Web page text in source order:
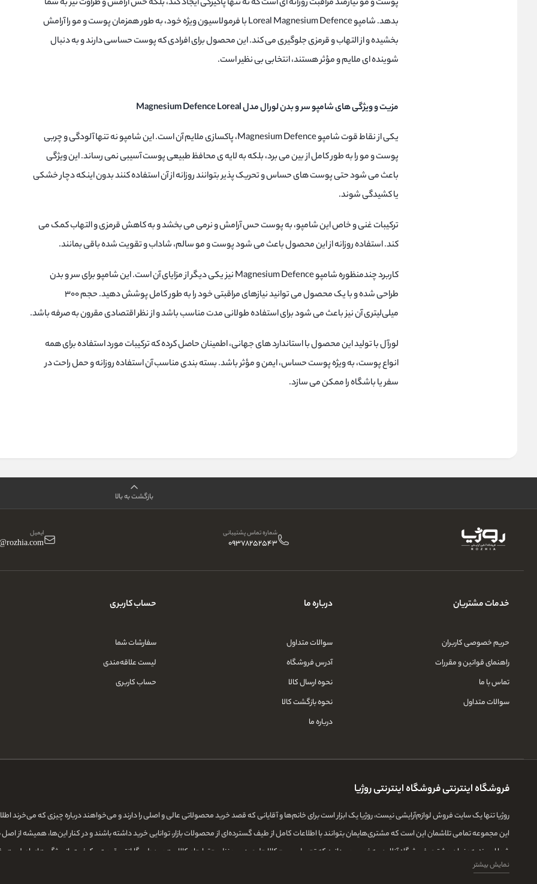
بدهد. شامپو Loreal Magnesium Defence با فرمولاسیون ویژه خود، به‌ طور همزمان پوست و مو را آرامش
بخشیده و از التهاب و قرمزی جلوگیری می‌ کند. این محصول برای افرادی که پوست حساسی دارند و به دنبال
شوینده‌ ای ملایم و مؤثر هستند، انتخابی بی‌ نظیر است.
مزیت و ویژگی های شامپو سر و بدن لورال مدل Magnesium Defence Loreal
یکی از نقاط قوت شامپو Magnesium Defence، پاکسازی ملایم آن است. این شامپو نه تنها آلودگی و چربی
پوست و مو را به‌ طور کامل از بین می‌ برد، بلکه به لایه‌ ی محافظ طبیعی پوست آسیبی نمی‌ رساند. این ویژگی
باعث می‌ شود حتی پوست‌ های حساس و تحریک‌ پذیر بتوانند روزانه از آن استفاده کنند بدون اینکه دچار خشکی
یا کشیدگی شوند.
ترکیبات غنی و خاص این شامپو، به پوست حس آرامش و نرمی می‌ بخشد و به کاهش قرمزی و التهاب کمک می‌
کند. استفاده روزانه از این محصول باعث می‌ شود پوست و مو سالم، شاداب و تقویت شده باقی بمانند.
کاربرد چندمنظوره شامپو Magnesium Defence نیز یکی دیگر از مزایای آن است. این شامپو برای سر و بدن
طراحی شده و با یک محصول می‌ توانید نیازهای مراقبتی خود را به‌ طور کامل پوشش دهید. حجم ۳۰۰
میلی‌لیتری آن نیز باعث می‌ شود برای استفاده طولانی مدت مناسب باشد و از نظر اقتصادی مقرون به صرفه باشد.
لورآل با تولید این محصول با استاندارد های جهانی، اطمینان حاصل کرده که ترکیبات مورد استفاده برای همه
انواع پوست، به ویژه پوست حساس، ایمن و مؤثر باشد. بسته‌ بندی مناسب آن استفاده روزانه و حمل راحت در
سفر یا باشگاه را ممکن می‌ سازد.
بازگشت به بالا
شماره تماس پشتیبانی
09378252543
ایمیل
خدمات مشتریان
حریم خصوصی کاربران
راهنمای قوانین و مقررات
تماس با ما
سوالات متداول
درباره ما
سوالات متداول
آدرس فروشگاه
نحوه ارسال کالا
نحوه بازگشت کالا
درباره ما
حساب کاربری
سفارشات شما
لیست علاقه‌مندی
حساب کاربری
فروشگاه اینترنتی فروشگاه اینترنتی روژیا
روژیا تنها یک سایت فروش لوازم‌آرایشی نیست، روژیا یک ابزار است برای خانم‌ها و آقایانی که قصد خرید محصولاتی عالی و اصلی را دارند و می‌خواهند درباره چیزی که می‌خرند
این مجموعه تمامی تلاشمان این است که مشتری‌هایمان بتوانند با اطلاعات کامل از طیف گسترده‌ای از محصولات بازار، توانایی خرید داشته باشند و در کنار این‌ها، همیشه از
شما امروزه به‌عنوان مشتری فروشگاه آنلاین، به‌خوبی می‌دانید که تحویل سریع کالا جلوی درب منزل، حق ارجاع کالا و همین‌طور گارانتی قیمت و کیفیت، از ویژگی‌های اصلی
درعین‌حال که تمامی تلاشمان را برای دادن اطلاعات جامع درباره تمامی محصولات آرایشی و آرایشگاهی و کاشت ناخن و مژه می‌کنیم، سعی ما بر این است که این کالاها را در کمترین
نمایش بیشتر